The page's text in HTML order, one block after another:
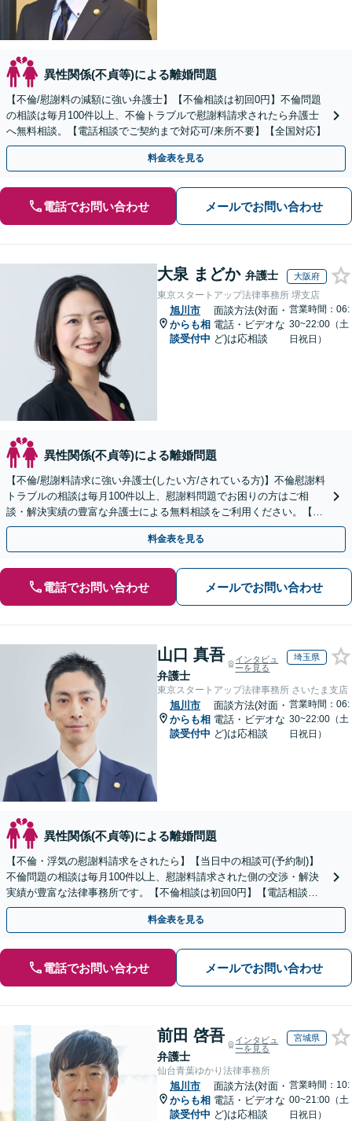
異性関係(不貞等)による離婚問題
【不倫/慰謝料の減額に強い弁護士】【不倫相談は初回0円】不倫問題
の相談は毎月100件以上、不倫トラブルで慰謝料請求されたら弁護士
へ無料相談。【電話相談でご契約まで対応可/来所不要】【全国対応】
料金表を見る
電話でお問い合わせ メールでお問い合わせ
大泉 まどか 弁護士 大阪府
東京スタートアップ法律事務所 堺支店
旭川市
からも相
談受付中
面談方法(対面・
電話・ビデオな
ど)は応相談
営業時間：06:
30~22:00（土
日祝日）
異性関係(不貞等)による離婚問題
【不倫/慰謝料請求に強い弁護士(したい方/されている方)】不倫慰謝料
トラブルの相談は毎月100件以上、慰謝料問題でお困りの方はご相
談・解決実績の豊富な弁護士による無料相談をご利用ください。【不
倫相談は初回0円】【全国対応】
料金表を見る
電話でお問い合わせ メールでお問い合わせ
山口 真吾
弁護士
インタビュ
ーを見る
埼玉県
東京スタートアップ法律事務所 さいたま支店
旭川市
からも相
談受付中
面談方法(対面・
電話・ビデオな
ど)は応相談
営業時間：06:
30~22:00（土
日祝日）
異性関係(不貞等)による離婚問題
【不倫・浮気の慰謝料請求をされたら】【当日中の相談可(予約制)】
不倫問題の相談は毎月100件以上、慰謝料請求された側の交渉・解決
実績が豊富な法律事務所です。【不倫相談は初回0円】【電話相談で
ご契約まで対応可/来所不要】
料金表を見る
電話でお問い合わせ メールでお問い合わせ
前田 啓吾
弁護士
インタビュ
ーを見る
宮城県
仙台青葉ゆかり法律事務所
旭川市
からも相
談受付中
面談方法(対面・
電話・ビデオな
ど)は応相談
営業時間：10:
00~21:00（土
日祝日）